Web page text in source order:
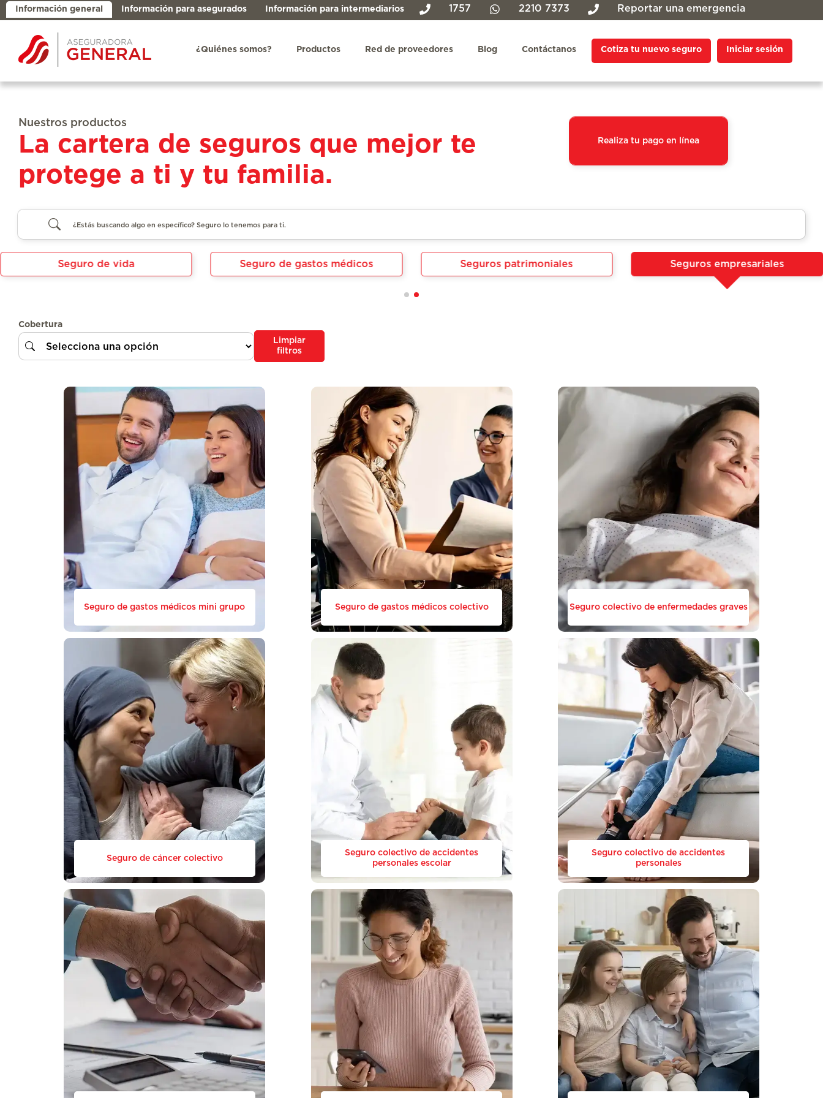
Información general Información para asegurados Información para intermediarios 1757 2210 7373 Reportar una emergencia
¿Quiénes somos? Productos Red de proveedores Blog Contáctanos Cotiza tu nuevo seguro Iniciar sesión
Nuestros productos
La cartera de seguros que mejor te
protege a ti y tu familia.
Realiza tu pago en línea
Seguro de vida Seguro de gastos médicos Seguros patrimoniales Seguros empresariales
Cobertura
Limpiar
filtros
Seguro de gastos médicos mini grupo Seguro de gastos médicos colectivo Seguro colectivo de enfermedades graves
Seguro de cáncer colectivo
Seguro colectivo de accidentes
personales escolar
Seguro colectivo de accidentes
personales